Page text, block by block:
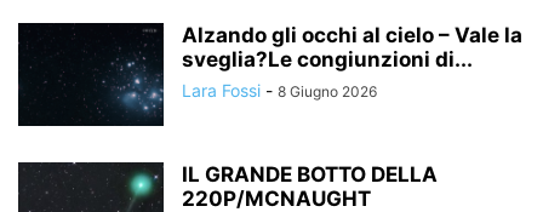
Alzando gli occhi al cielo – Vale la
sveglia?Le congiunzioni di...
Lara Fossi - 8 Giugno 2026
IL GRANDE BOTTO DELLA
220P/MCNAUGHT